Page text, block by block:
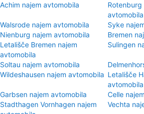
Achim najem avtomobila
Rotenburg
avtomobila
Walsrode najem avtomobila
Syke
Nienburg najem avtomobila
Bremen
Letališče Bremen najem
avtomobila
Sulingen
Soltau najem avtomobila
Wildeshausen najem avtomobila Letališče
avtomobila
Garbsen najem avtomobila
Celle
Stadthagen Vornhagen najem
Vechta